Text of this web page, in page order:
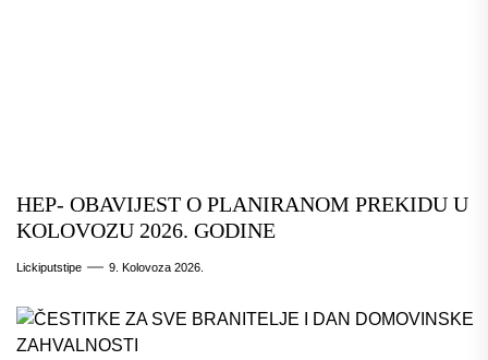
HEP- OBAVIJEST O PLANIRANOM PREKIDU U
KOLOVOZU 2026. GODINE
Lickiputstipe 9. Kolovoza 2026.